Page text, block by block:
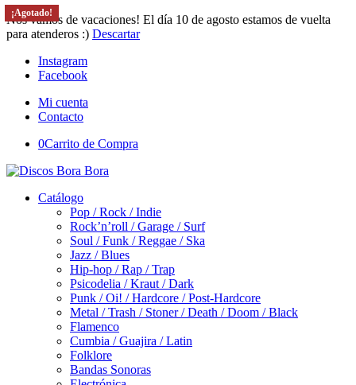
Nos vamos de vacaciones! El día 10 de agosto estamos de vuelta
para atenderos :) Descartar
Instagram
Facebook
Mi cuenta
Contacto
0Carrito de Compra
Catálogo
Pop / Rock / Indie
Rock’n’roll / Garage / Surf
Soul / Funk / Reggae / Ska
Jazz / Blues
Hip-hop / Rap / Trap
Psicodelia / Kraut / Dark
Punk / Oi! / Hardcore / Post-Hardcore
Metal / Trash / Stoner / Death / Doom / Black
Flamenco
Cumbia / Guajira / Latin
Folklore
Bandas Sonoras
¡Agotado!